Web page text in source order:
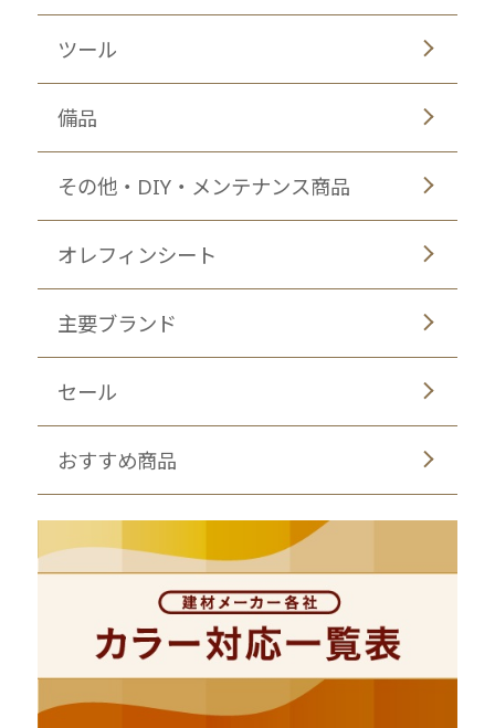
ツール
備品
その他・DIY・メンテナンス商品
オレフィンシート
主要ブランド
セール
おすすめ商品